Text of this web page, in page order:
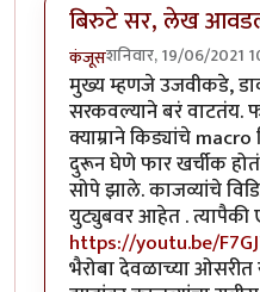
बिरुटे सर, लेख
कंजूसशनिवार, 19/06/2021
मुख्य म्हणजे उजवीकडे,
सरकवल्याने बरं वाटतंय.
क्याम्राने किड्यांचे
दुरून घेणे फार खर्चीक
सोपे झाले. काजव्यांचे
युट्युबवर आहेत .
https://youtu.be/
भैरोबा देवळाच्या ओसरीत